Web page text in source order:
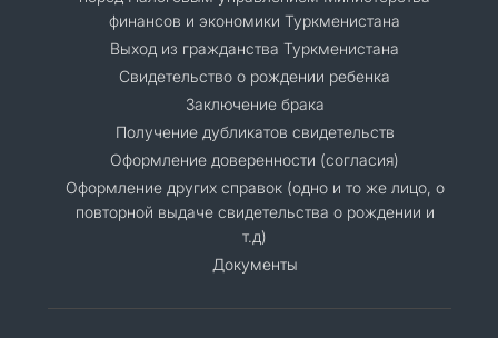
финансов и экономики Туркменистана
Выход из гражданства Туркменистана
Свидетельство о рождении ребенка
Заключение брака
Получение дубликатов свидетельств
Оформление доверенности (согласия)
Оформление других справок (одно и то же лицо, о
повторной выдаче свидетельства о рождении и
т.д)
Документы